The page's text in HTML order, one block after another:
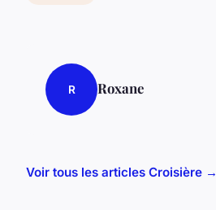
R Roxane
Voir tous les articles Croisière →